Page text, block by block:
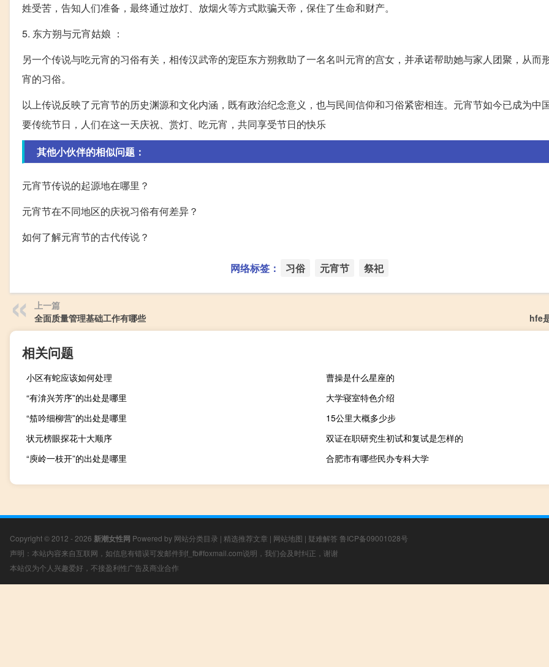
姓受苦，告知人们准备，最终通过放灯、放烟火等方式欺骗天帝，保住了生命和财产。
5. 东方朔与元宵姑娘 ：
另一个传说与吃元宵的习俗有关，相传汉武帝的宠臣东方朔救助了一名名叫元宵的宫女，并承诺帮助她与家人团聚，从而
宵的习俗。
以上传说反映了元宵节的历史渊源和文化内涵，既有政治纪念意义，也与民间信仰和习俗紧密相连。元宵节如今已成为中
要传统节日，人们在这一天庆祝、赏灯、吃元宵，共同享受节日的快乐
其他小伙伴的相似问题：
元宵节传说的起源地在哪里？
元宵节在不同地区的庆祝习俗有何差异？
如何了解元宵节的古代传说？
网络标签： 习俗 元宵节 祭祀
上一篇
全面质量管理基础工作有哪些
hfe
相关问题
小区有蛇应该如何处理
曹操是什么星座的
“有渰兴芳序”的出处是哪里
大学寝室特色介绍
“笳吟细柳营”的出处是哪里
15公里大概多少步
状元榜眼探花十大顺序
双证在职研究生初试和复试是怎样的
“庾岭一枝开”的出处是哪里
合肥市有哪些民办专科大学
Copyright © 2012 - 2026 新潮女性网 Powered by 网站分类目录 | 精选推荐文章 | 网站地图 | 疑难解答 鲁ICP备09001028号
声明：本站内容来自互联网，如信息有错误可发邮件到f_fb#foxmail.com说明，我们会及时纠正，谢谢
本站仅为个人兴趣爱好，不接盈利性广告及商业合作